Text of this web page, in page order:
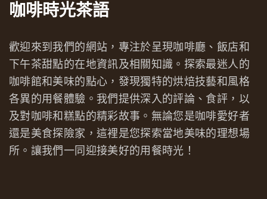
咖啡時光茶語
歡迎來到我們的網站，專注於呈現咖啡廳、飯店和
下午茶甜點的在地資訊及相關知識。探索最迷人的
咖啡館和美味的點心，發現獨特的烘焙技藝和風格
各異的用餐體驗。我們提供深入的評論、食評，以
及對咖啡和糕點的精彩故事。無論您是咖啡愛好者
還是美食探險家，這裡是您探索當地美味的理想場
所。讓我們一同迎接美好的用餐時光！